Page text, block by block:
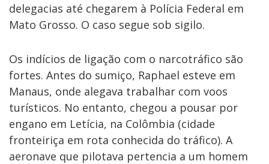
delegacias até chegarem à Polícia Federal em
Mato Grosso. O caso segue sob sigilo.
Os indícios de ligação com o narcotráfico são
fortes. Antes do sumiço, Raphael esteve em
Manaus, onde alegava trabalhar com voos
turísticos. No entanto, chegou a pousar por
engano em Letícia, na Colômbia (cidade
fronteiriça em rota conhecida do tráfico). A
aeronave que pilotava pertencia a um homem